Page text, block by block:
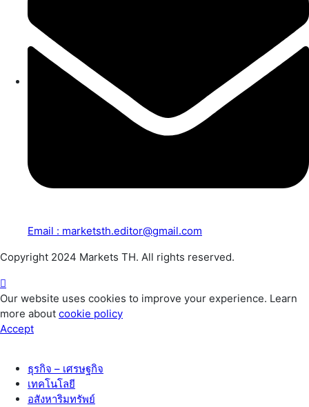
Email : marketsth.editor@gmail.com
Copyright 2024 Markets TH. All rights reserved.
Our website uses cookies to improve your experience. Learn
more about cookie policy
Accept
ธุรกิจ – เศรษฐกิจ
เทคโนโลยี
อสังหาริมทรัพย์